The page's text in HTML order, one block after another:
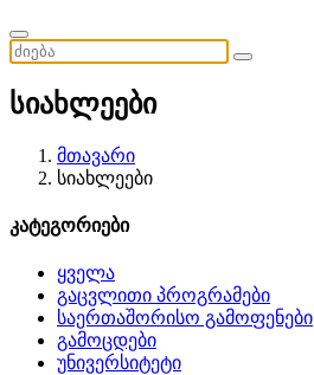
სიახლეები
მთავარი
სიახლეები
კატეგორიები
ყველა
გაცვლითი პროგრამები
საერთაშორისო გამოფენები
გამოცდები
უნივერსიტეტი